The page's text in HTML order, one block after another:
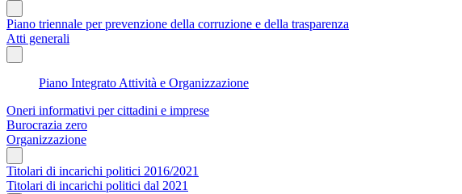
Piano triennale per prevenzione della corruzione e della trasparenza
Atti generali
Piano Integrato Attività e Organizzazione
Oneri informativi per cittadini e imprese
Burocrazia zero
Organizzazione
Titolari di incarichi politici 2016/2021
Titolari di incarichi politici dal 2021